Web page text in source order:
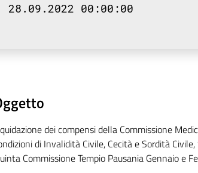
28.09.2022 00:00:00
dei compensi della Commissione
di Invalidità Civile, Cecità e Sordità
Commissione Tempio Pausania Gennaio e